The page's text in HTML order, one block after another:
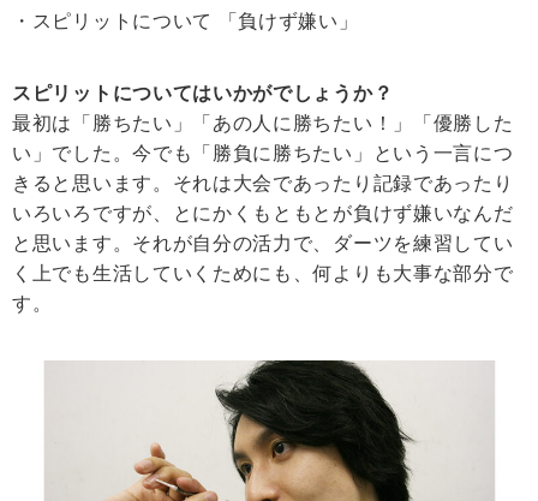
・スピリットについて 「負けず嫌い」
スピリットについてはいかがでしょうか？
最初は「勝ちたい」「あの人に勝ちたい！」「優勝した
い」でした。今でも「勝負に勝ちたい」という一言につ
きると思います。それは大会であったり記録であったり
いろいろですが、とにかくもともとが負けず嫌いなんだ
と思います。それが自分の活力で、ダーツを練習してい
く上でも生活していくためにも、何よりも大事な部分で
す。